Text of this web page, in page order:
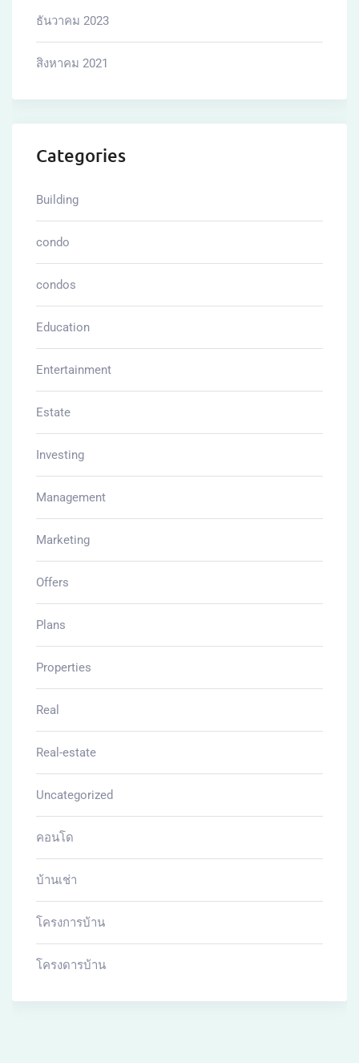
ธันวาคม 2023
สิงหาคม 2021
Categories
Building
condo
condos
Education
Entertainment
Estate
Investing
Management
Marketing
Offers
Plans
Properties
Real
Real-estate
Uncategorized
คอนโด
บ้านเช่า
โครงการบ้าน
โครงดารบ้าน